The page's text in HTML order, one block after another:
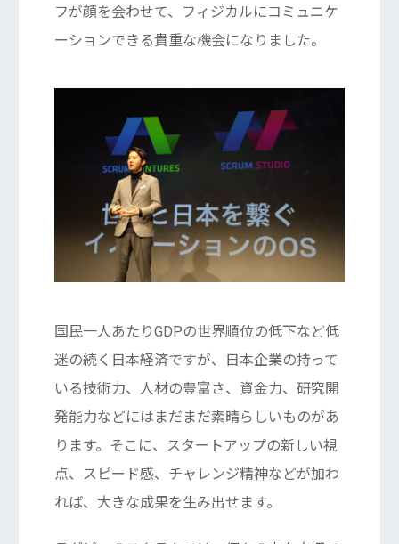
フが顔を会わせて、フィジカルにコミュニケ
ーションできる貴重な機会になりました。
国民一人あたりGDPの世界順位の低下など低
迷の続く日本経済ですが、日本企業の持って
いる技術力、人材の豊富さ、資金力、研究開
発能力などにはまだまだ素晴らしいものがあ
ります。そこに、スタートアップの新しい視
点、スピード感、チャレンジ精神などが加わ
れば、大きな成果を生み出せます。